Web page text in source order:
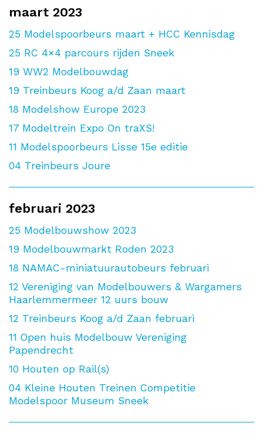
maart 2023
25 Modelspoorbeurs maart + HCC Kennisdag
25 RC 4×4 parcours rijden Sneek
19 WW2 Modelbouwdag
19 Treinbeurs Koog a/d Zaan maart
18 Modelshow Europe 2023
17 Modeltrein Expo On traXS!
11 Modelspoorbeurs Lisse 15e editie
04 Treinbeurs Joure
februari 2023
25 Modelbouwshow 2023
19 Modelbouwmarkt Roden 2023
18 NAMAC-miniatuurautobeurs februari
12 Vereniging van Modelbouwers & Wargamers
Haarlemmermeer 12 uurs bouw
12 Treinbeurs Koog a/d Zaan februari
11 Open huis Modelbouw Vereniging
Papendrecht
10 Houten op Rail(s)
04 Kleine Houten Treinen Competitie
Modelspoor Museum Sneek